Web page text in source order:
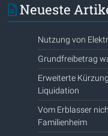
Neueste
Nutzung von
Grundfreibetrag
Erweiterte
Liquidation
Vom Erblasser
Familienheim